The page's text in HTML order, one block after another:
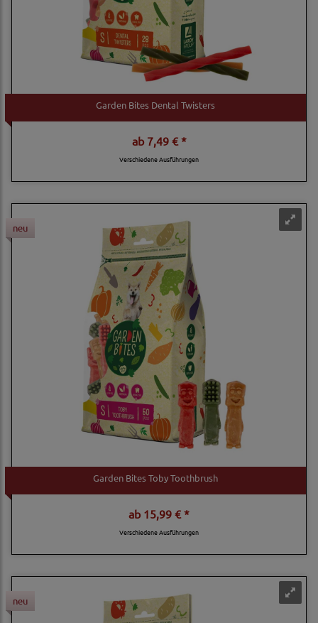
Garden Bites Dental Twisters
ab7,49 € *
Verschiedene Ausführungen
neu
Garden Bites Toby Toothbrush
ab15,99 € *
Verschiedene Ausführungen
neu